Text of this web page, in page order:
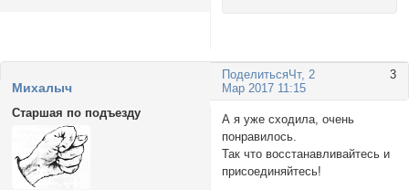
Поделиться 3
Чт, 2
Мар 2017 11:15
Михалыч
Старшая по подъезду
А я уже сходила, очень
понравилось.
Так что восстанавливайтесь и
присоединяйтесь!